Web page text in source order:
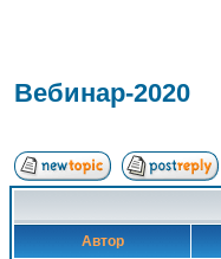
Вебинар-2020
Автор